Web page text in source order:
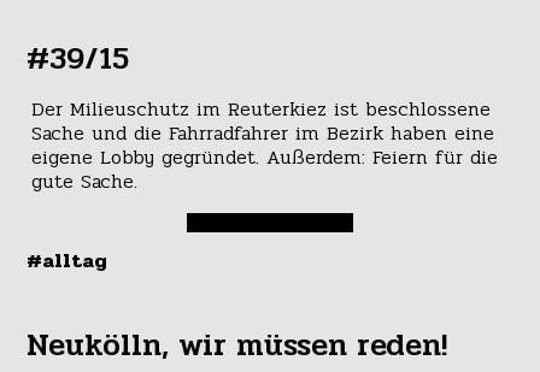
#39/15
Der Milieuschutz im Reuterkiez ist beschlossene
Sache und die Fahrradfahrer im Bezirk haben eine
eigene Lobby gegründet. Außerdem: Feiern für die
gute Sache.
#alltag
Neukölln, wir müssen reden!